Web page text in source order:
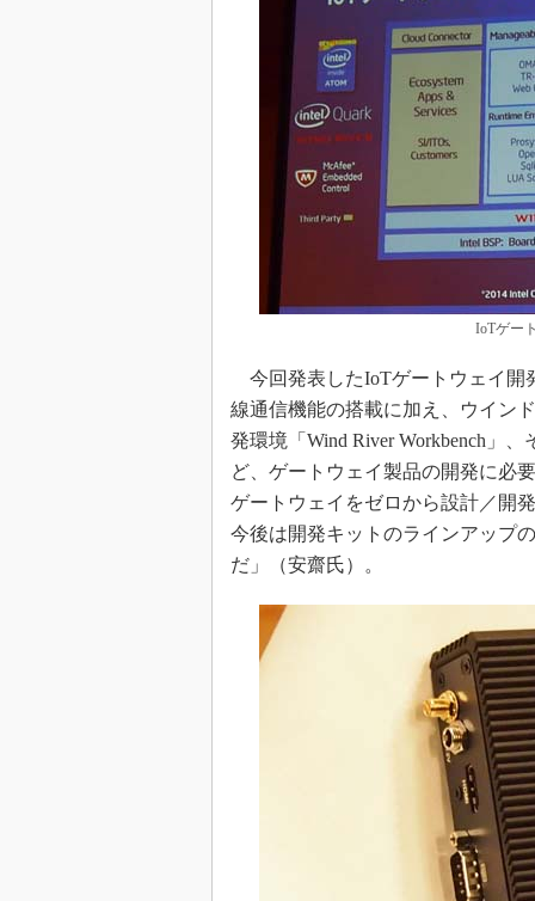
IoTゲー
今回発表したIoTゲートウェイ開
線通信機能の搭載に加え、ウイン
発環境「Wind River Workbench」
ど、ゲートウェイ製品の開発に必
ゲートウェイをゼロから設計／開
今後は開発キットのラインアップ
だ」（安齋氏）。